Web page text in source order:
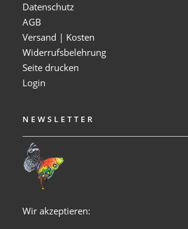
Datenschutz
AGB
Versand | Kosten
Widerrufsbelehrung
Seite drucken
Login
NEWSLETTER
Wir akzeptieren: